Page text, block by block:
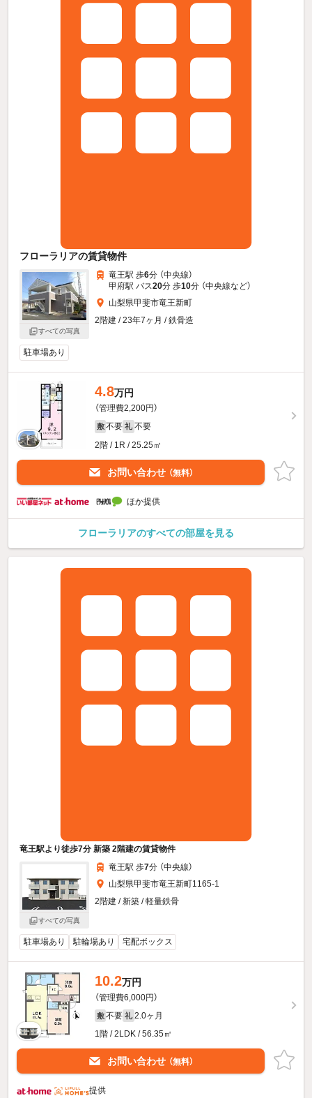
フローラリアの賃貸物件
すべての写真
竜王駅 歩6分 （中央線）
甲府駅 バス20分 歩10分 （中央線など）
山梨県甲斐市竜王新町
2階建 / 23年7ヶ月 / 鉄骨造
駐車場あり
4.8万円
（管理費2,200円）
敷 不要 礼 不要
2階 / 1R / 25.25㎡
お問い合わせ （無料）
ほか提供
フローラリアのすべての部屋を見る
竜王駅より徒歩7分 新築 2階建の賃貸物件
すべての写真
竜王駅 歩7分 （中央線）
山梨県甲斐市竜王新町1165-1
2階建 / 新築 / 軽量鉄骨
駐車場あり 駐輪場あり 宅配ボックス
10.2万円
（管理費6,000円）
敷 不要 礼 2.0ヶ月
1階 / 2LDK / 56.35㎡
お問い合わせ （無料）
提供